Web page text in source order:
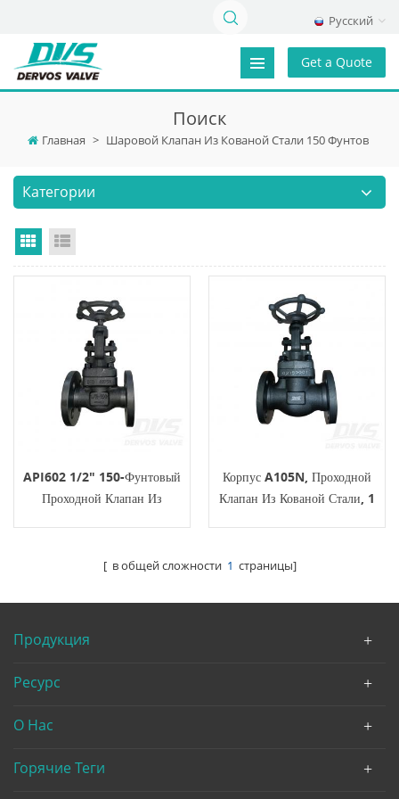
Русский
Get a Quote
Поиск
Главная > Шаровой Клапан Из Кованой Стали 150 Фунтов
Категории
Grid View
API602 1/2" 150-Фунтовый
Проходной Клапан Из
Корпус A105N, Проходной
Клапан Из Кованой Стали, 1
API 602
[ в общей сложности 1 страницы]
Продукция
Ресурс
О Нас
Горячие Теги